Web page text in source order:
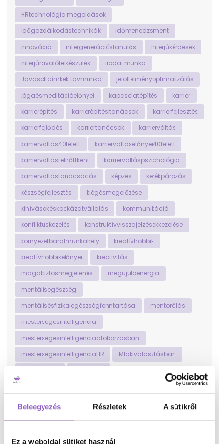
Beleegyezés Részletek A sütikről
Ez a weboldal sütiket használ
HRtechnológiaimegoldások
időgazdálkodástechnikák
időmenedzsment
innováció
intergenerációstanulás
interjúkérdések
interjúravalófelkészülés
irodai munka
Javasoltcímkék:távmunka
jelöltélményoptimalizálás
jógaésmeditációelőnyei
kapcsolatépítés
karrier
karrierépítés
karrierépítésitanácsok
karrierfejlesztés
karrierfejlődés
karriertanácsok
karrierváltás
karrierváltás40felett
karrierváltáselőnyei40felett
karrierváltásfelnőttként
karrierváltáspszichológia
karrierváltástanácsadás
képzés
kerékpározás
készségfejlesztés
kiégésmegelőzése
kihívásokéskockázatvállalás
kommunikáció
konfliktuskezelés
konstruktívvisszajelzésekkezelése
környezetbarátmunkahely
kreatívhobbik
kreatívhobbikelőnyei
kreativitás
magabiztosmegjelenés
megújulóenergia
mentálisegészség
mentálisésfizikaiegészségfenntartása
mentorálás
mesterségesintelligencia
mesterségesintelligenciaatoborzásban
mesterségesintelligenciaHR
MIakiválasztásban
munka-magánéletegyensúlya
munkaerő-közvetítés
munkaerődiverzitás